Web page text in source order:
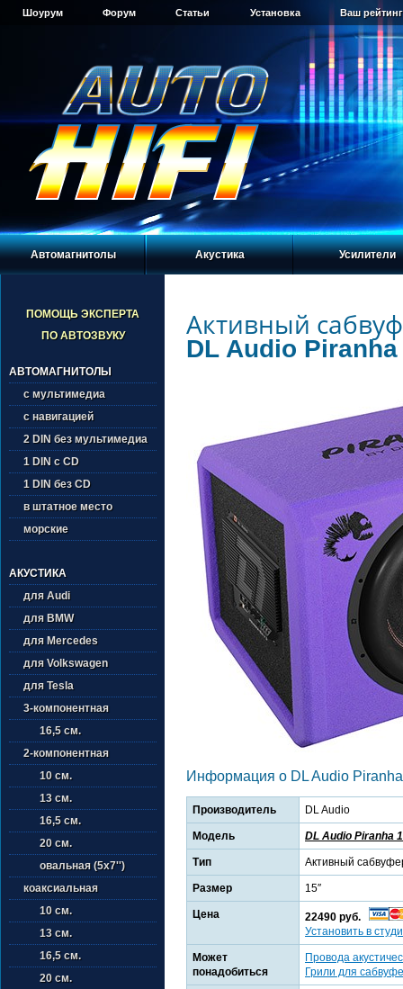
Шоурум Форум Статьи Установка Ваш
Автомагнитолы Акустика Усилители
ПОМОЩЬ ЭКСПЕРТА
ПО АВТОЗВУКУ
АВТОМАГНИТОЛЫ
с мультимедиа
с навигацией
2 DIN без мультимедиа
1 DIN с CD
1 DIN без CD
в штатное место
морские
АКУСТИКА
для Audi
для BMW
для Mercedes
для Volkswagen
для Tesla
3-компонентная
16,5 см.
2-компонентная
10 см.
13 см.
16,5 см.
20 см.
овальная (5х7'')
коаксиальная
10 см.
13 см.
16,5 см.
20 см.
Активный
DL Audio
Информация о DL Audio
Производитель DL Audio
Модель DL Audio Piranha
Тип Активный
Размер 15″
Цена
22490 руб.
Установить в
Может
понадобиться
Провода
Грили для